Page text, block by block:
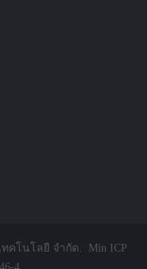
ทคโนโลยี จำกัด.
Min ICP